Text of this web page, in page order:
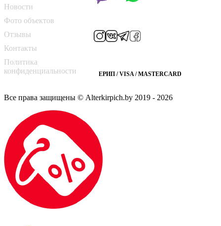
Новости
Фото объектов
Отзывы
Контакты
Политика
конфиденциальности
ЕРИП / VISA / MASTERCARD
Все права защищены © Alterkirpich.by 2019 - 2026